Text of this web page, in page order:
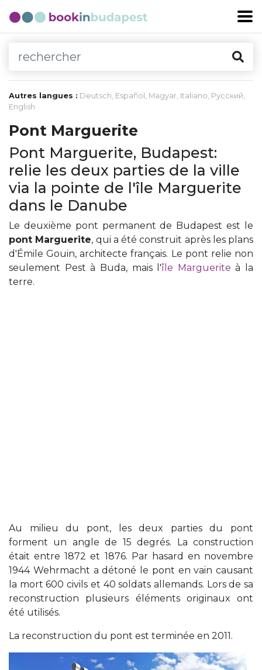
Autres langues : Deutsch, Español , Magyar, Italiano, Русский,
English
Pont Marguerite
Pont Marguerite, Budapest:
relie les deux parties de la ville
via la pointe de l'île Marguerite
dans le Danube
Le deuxième pont permanent de Budapest est le
pont Marguerite, qui a été construit après les plans
d'Émile Gouin, architecte français. Le pont relie non
seulement Pest à Buda, mais l'île Marguerite à la
terre.
Au milieu du pont, les deux parties du pont
forment un angle de 15 degrés. La construction
était entre 1872 et 1876. Par hasard en novembre
1944 Wehrmacht a détoné le pont en vain causant
la mort 600 civils et 40 soldats allemands. Lors de sa
reconstruction plusieurs éléments originaux ont
été utilisés.
La reconstruction du pont est terminée en 2011.